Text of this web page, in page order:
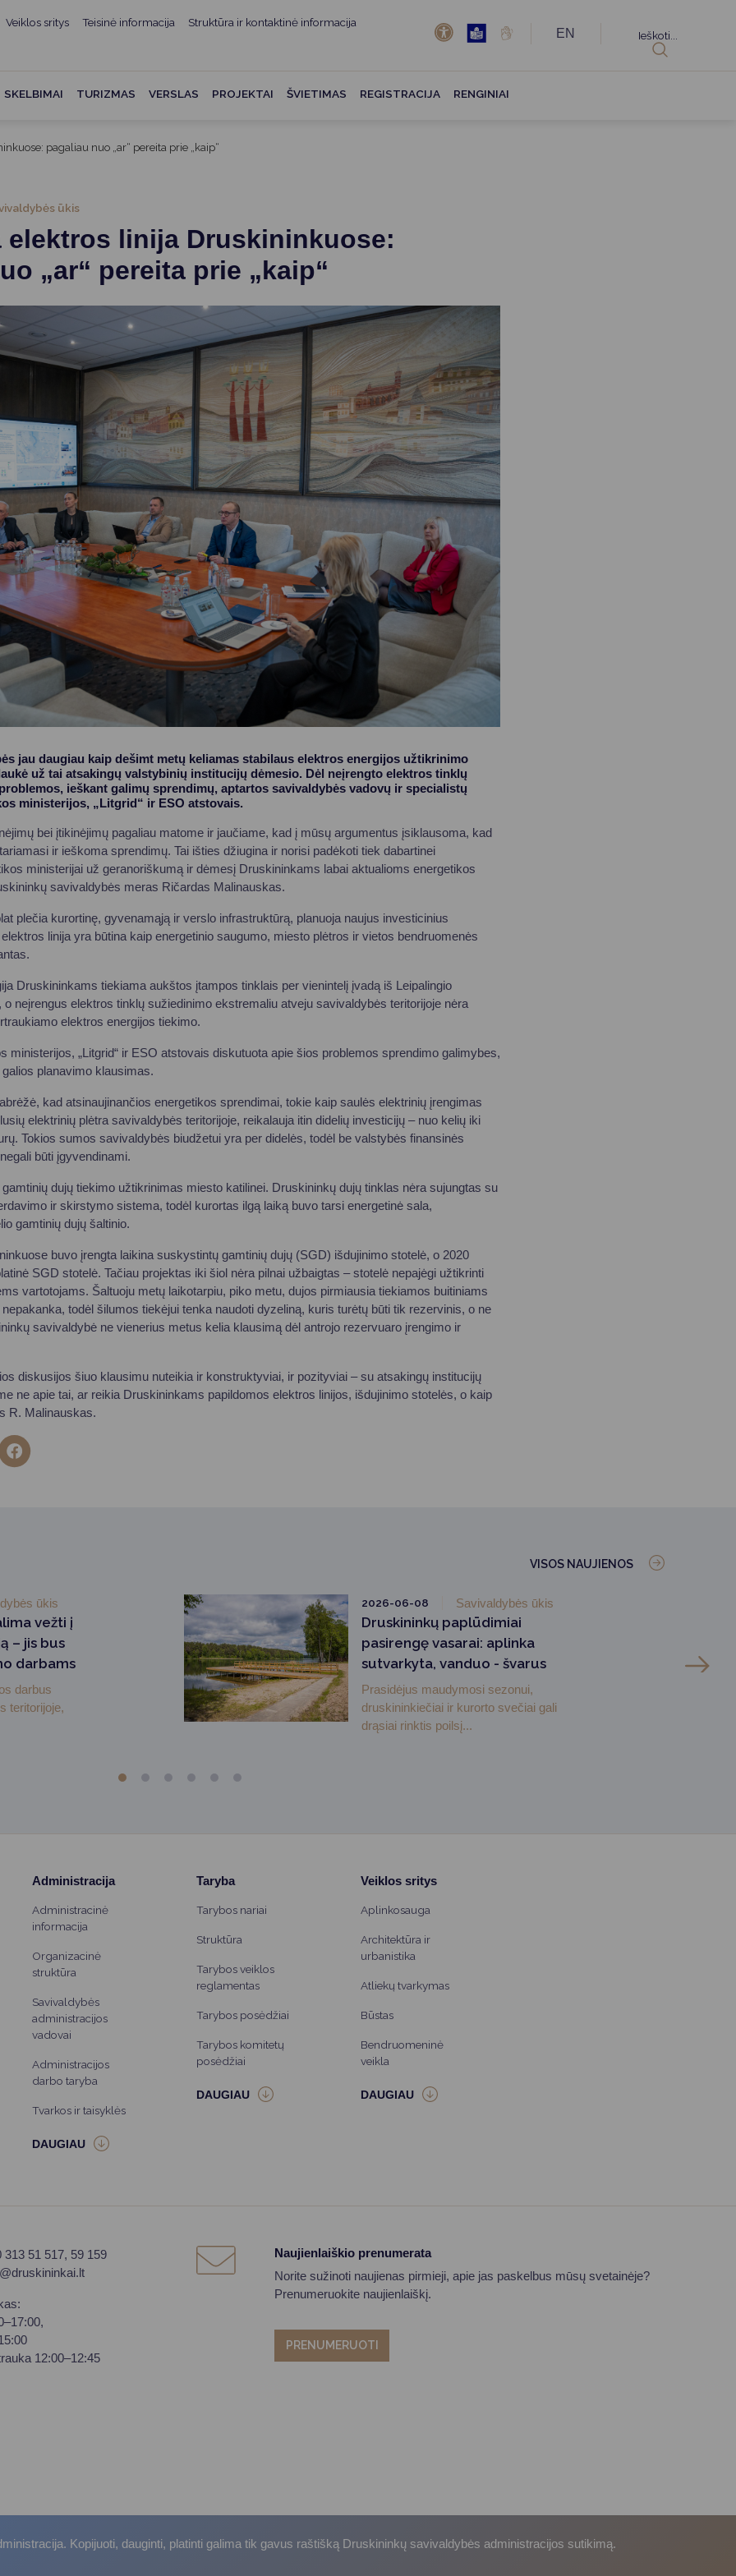
ir apskaita
Veiklos sritys Teisinė informacija
Norminiai teisės aktai
Mero potvarkiai
teisinė pagalba
Teisės aktų pažeidimai
reguliavimo poveikio ex post
Vartotojų teisių apsauga
Pranešėjų apsauga
Asmens duomenų apsauga
Struktūra ir kontaktinė informacija
Konsultavimasis su
Nuorodos
EN
SKELBIMAI TURIZMAS VERSLAS PROJEKTAI ŠVIETIMAS REGISTRACIJA RENGINIAI
pagaliau nuo „ar“ pereita prie „kaip“
ūkis
elektros linija Druskininkuose:
„ar“ pereita prie „kaip“
jau daugiau kaip dešimt metų keliamas stabilaus elektros energijos užtikrinimo
už tai atsakingų valstybinių institucijų dėmesio. Dėl neįrengto elektros tinklų
ieškant galimų sprendimų, aptartos savivaldybės vadovų ir specialistų
ministerijos, „Litgrid“ ir ESO atstovais.
bei įtikinėjimų pagaliau matome ir jaučiame, kad į mūsų argumentus įsiklausoma, kad
ir ieškoma sprendimų. Tai išties džiugina ir norisi padėkoti tiek dabartinei
ministerijai už geranoriškumą ir dėmesį Druskininkams labai aktualioms energetikos
savivaldybės meras Ričardas Malinauskas.
plečia kurortinę, gyvenamąją ir verslo infrastruktūrą, planuoja naujus investicinius
elektros linija yra būtina kaip energetinio saugumo, miesto plėtros ir vietos bendruomenės
Druskininkams tiekiama aukštos įtampos tinklais per vienintelį įvadą iš Leipalingio
o neįrengus elektros tinklų sužiedinimo ekstremaliu atveju savivaldybės teritorijoje nėra
elektros energijos tiekimo.
ministerijos, „Litgrid“ ir ESO atstovais diskutuota apie šios problemos sprendimo galimybes,
galios planavimo klausimas.
kad atsinaujinančios energetikos sprendimai, tokie kaip saulės elektrinių įrengimas
elektrinių plėtra savivaldybės teritorijoje, reikalauja itin didelių investicijų – nuo kelių iki
Tokios sumos savivaldybės biudžetui yra per didelės, todėl be valstybės finansinės
būti įgyvendinami.
gamtinių dujų tiekimo užtikrinimas miesto katilinei. Druskininkų dujų tinklas nėra sujungtas su
ir skirstymo sistema, todėl kurortas ilgą laiką buvo tarsi energetinė sala,
gamtinių dujų šaltinio.
buvo įrengta laikina suskystintų gamtinių dujų (SGD) išdujinimo stotelė, o 2020
SGD stotelė. Tačiau projektas iki šiol nėra pilnai užbaigtas – stotelė nepajėgi užtikrinti
vartotojams. Šaltuoju metų laikotarpiu, piko metu, dujos pirmiausia tiekiamos buitiniams
nepakanka, todėl šilumos tiekėjui tenka naudoti dyzeliną, kuris turėtų būti tik rezervinis, o ne
savivaldybė ne vienerius metus kelia klausimą dėl antrojo rezervuaro įrengimo ir
diskusijos šiuo klausimu nuteikia ir konstruktyviai, ir pozityviai – su atsakingų institucijų
ne apie tai, ar reikia Druskininkams papildomos elektros linijos, išdujinimo stotelės, o kaip
R. Malinauskas.
VISOS NAUJIENOS
ūkis
vežti į
– jis bus
darbams
darbus
teritorijoje,
2026-06-08 Savivaldybės ūkis
Druskininkų paplūdimiai
pasirengę vasarai: aplinka
sutvarkyta, vanduo - švarus
Prasidėjus maudymosi sezonui,
druskininkiečiai ir kurorto svečiai gali
drąsiai rinktis poilsį...
Administracija
Administracinė
informacija
Organizacinė
struktūra
Savivaldybės
administracijos
vadovai
Administracijos
darbo taryba
Tvarkos ir taisyklės
Taryba
Tarybos nariai
Struktūra
Tarybos veiklos
reglamentas
Tarybos posėdžiai
Tarybos komitetų
posėdžiai
Veiklos sritys
Aplinkosauga
Architektūra ir
urbanistika
Atliekų tvarkymas
Būstas
Bendruomeninė
veikla
313 51 517, 59 159
12:00–12:45
Naujienlaiškio prenumerata
Norite sužinoti naujienas pirmieji, apie jas paskelbus mūsų svetainėje?
Prenumeruokite naujienlaiškį.
PRENUMERUOTI
Kopijuoti, dauginti, platinti galima tik gavus raštišką Druskininkų savivaldybės administracijos sutikimą.